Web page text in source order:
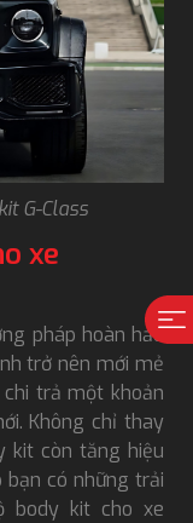
G-Class
xe
pháp hoàn hảo
trở nên mới mẻ
trả một khoản
Không chỉ thay
kit còn tăng hiệu
bạn có những trải
body kit cho xe